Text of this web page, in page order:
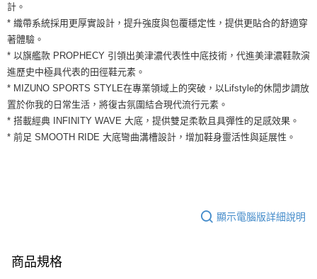
３．安心：先確認商品／服務後，再付款。
【「AFTEE先享後付」結帳流程】
１．於結帳方式選擇「AFTEE先享後付」後，將跳轉至「AFTEE先享後付」
結帳頁面，進行簡訊認證並確認金額後，即可完成結帳。
２．訂單成立數日內，您將收到繳費通知簡訊。
３．收到繳費通知簡訊後14天內，點擊此簡訊中的連結，可透過四大超商／
ATM／網路銀行／等多元方式進行付款，方視為交易完成。
※ 請注意：結帳手續完成當下不需立刻繳費，但若您需要取消訂單，請聯絡
購買商品的店家。未經商家同意取消之訂單仍視為有效，需透過AFTEE先享
權轉讓予恩沛科技股份有限公司。
２．關於個人資料處理事宜，請瀏覽以下網址：
運送方式
全家取貨付款
每筆NT$60，滿NT$1,500(含以上)免運費
付款後全家取貨
每筆NT$60，滿NT$1,500(含以上)免運費
7-11取貨付款
每筆NT$60，滿NT$1,500(含以上)免運費
計。
* 織帶系統採用更厚實設計，提升強度與包覆穩定性，提供更貼合的舒適穿
著體驗。
* 以旗艦款 PROPHECY 引領出美津濃代表性中底技術，代進美津濃鞋款演
進歷史中極具代表的田徑鞋元素。
* MIZUNO SPORTS STYLE在專業領域上的突破，以Lifstyle的休閒步調放
置於你我的日常生活，將復古氛圍結合現代流行元素。
* 搭載經典 INFINITY WAVE 大底，提供雙足柔軟且具彈性的足感效果。
* 前足 SMOOTH RIDE 大底彎曲溝槽設計，增加鞋身靈活性與延展性。
顯示電腦版詳細說明
商品規格